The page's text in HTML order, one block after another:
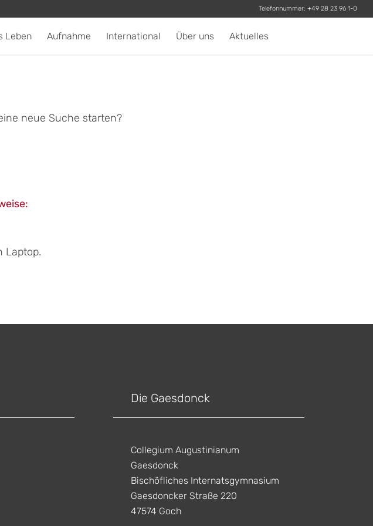
Telefonnummer:+49 28 23 96 1-0
Leben Aufnahme International Über uns Aktuelles
neue Suche starten?
Laptop.
Die Gaesdonck
Collegium Augustinianum
Gaesdonck
Bischöfliches Internatsgymnasium
Gaesdoncker Straße 220
47574 Goch